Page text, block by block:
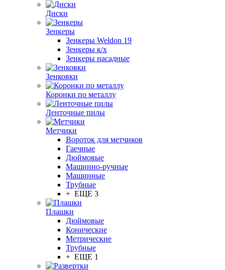
Диски
Зенкеры
Зенкеры Weldon 19
Зенкеры к/х
Зенкеры насадные
Зенковки
Коронки по металлу
Ленточные пилы
Метчики
Вороток для метчиков
Гаечные
Дюймовые
Машинно-ручные
Машинные
Трубные
+ ЕЩЕ 3
Плашки
Дюймовые
Конические
Метрические
Трубные
+ ЕЩЕ 1